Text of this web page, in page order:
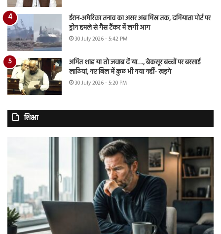
ईरान-अमेरिका तनाव का असर अब मिस्र तक, दमियाता पोर्ट पर
ड्रोन हमले से गैस टैंकर में लगी आग
30 July 2026 - 5:42 PM
अमित शाह या तो जवाब दें या…., बेकसूर बच्चों पर बरसाई
लाठियां, नए बिल में कुछ भी नया नहीं- खड़गे
30 July 2026 - 5:20 PM
शिक्षा